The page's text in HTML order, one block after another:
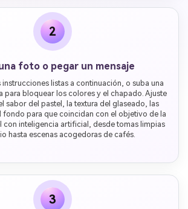
2
foto o pegar un mensaje
instrucciones listas a continuación, o suba una
para bloquear los colores y el chapado. Ajuste
sabor del pastel, la textura del glaseado, las
fondo para que coincidan con el objetivo de la
con inteligencia artificial, desde tomas limpias
hasta escenas acogedoras de cafés.
3